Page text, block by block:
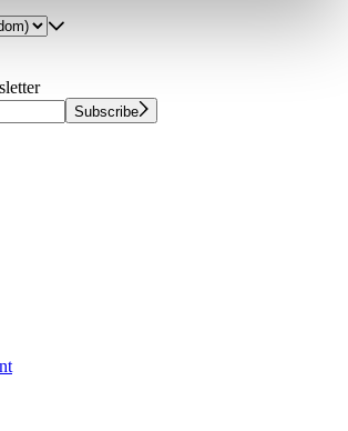
die Sie ihnen bereitgestellt
im Rahmen Ihrer Nutzung der Dienste
Datenschutzerklärung
Subscribe